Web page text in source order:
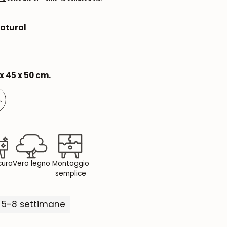
45 x 50 cm.
Vero legno Montaggio
semplice
5-8 settimane